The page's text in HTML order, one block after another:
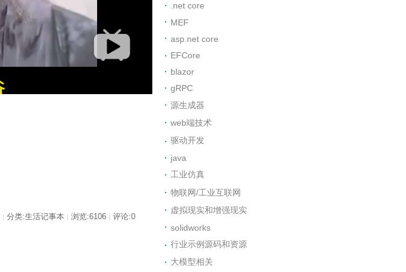
分类:生活记事本 浏览:6106 评论:0
.net core
MEF
asp.net core
EFCore
blazor
gRPC
源生成器
web端技术
驱动开发
java
工业仿真
物联网/工业互联网
虚拟现实和增强现实
solidworks
行业示例源码和资源
大模型相关